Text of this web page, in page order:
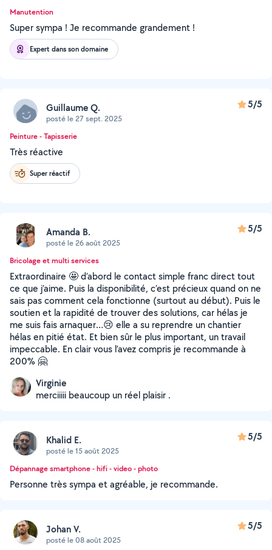
Manutention
Super sympa ! Je recommande grandement !
Expert dans son domaine
Guillaume Q.
posté le 27 sept. 2025
5/5
Peinture - Tapisserie
Très réactive
Super réactif
Amanda B.
posté le 26 août 2025
5/5
Bricolage et multi services
Extraordinaire 🤩 d’abord le contact simple franc direct tout
ce que j’aime. Puis la disponibilité, c’est précieux quand on ne
sais pas comment cela fonctionne (surtout au début). Puis le
soutien et la rapidité de trouver des solutions, car hélas je
me suis fais arnaquer…😢 elle a su reprendre un chantier
hélas en pitié état. Et bien sûr le plus important, un travail
impeccable. En clair vous l’avez compris je recommande à
200% 🤗
Virginie
merciiiii beaucoup un réel plaisir .
Khalid E.
posté le 15 août 2025
5/5
Dépannage smartphone - hifi - video - photo
Personne très sympa et agréable, je recommande.
Johan V.
posté le 08 août 2025
5/5